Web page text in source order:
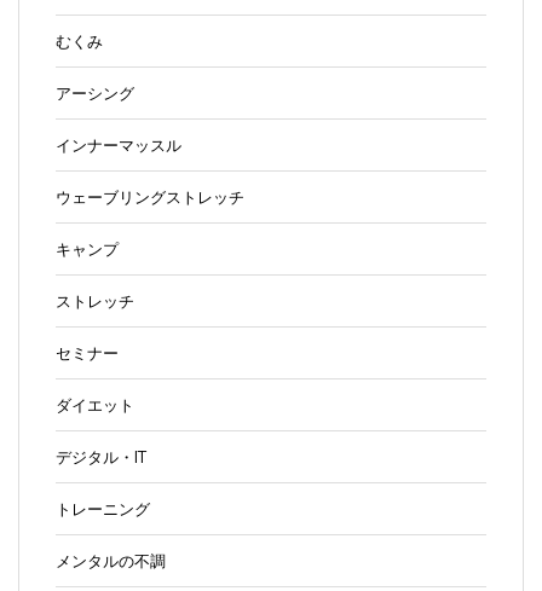
むくみ
アーシング
インナーマッスル
ウェーブリングストレッチ
キャンプ
ストレッチ
セミナー
ダイエット
デジタル・IT
トレーニング
メンタルの不調